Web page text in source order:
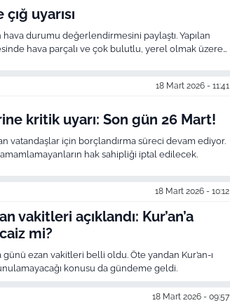
uyarısı
durumu değerlendirmesini paylaştı. Yapılan
hava parçalı ve çok bulutlu, yerel olmak üzere
18 Mart 2026 - 11:41
kritik uyarı: Son gün 26 Mart!
vatandaşlar için borçlandırma süreci devam ediyor.
hak sahipliği iptal edilecek.
18 Mart 2026 - 10:12
vakitleri açıklandı: Kur’an’a
mi?
günü ezan vakitleri belli oldu. Öte yandan Kur’an-ı
konusu da gündeme geldi.
18 Mart 2026 - 09:57